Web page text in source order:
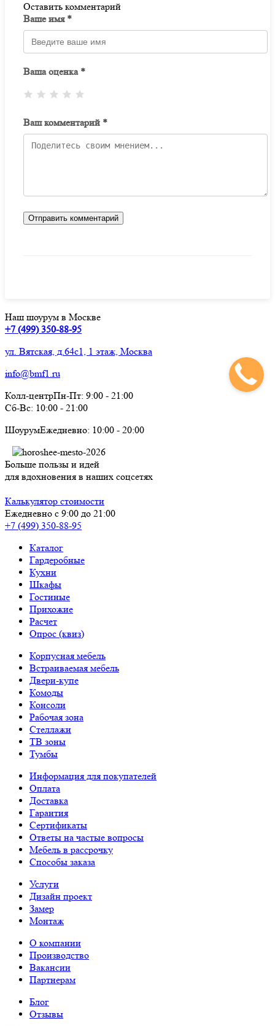
Оставить комментарий
Ваше имя *
Ваша оценка *
Ваш комментарий *
Отправить комментарий
Наш шоурум в Москве
+7 (499) 350-88-95
ул. Вятская, д.64с1, 1 этаж, Москва
info@bmf1.ru
Колл-центрПн-Пт: 9:00 - 21:00
Сб-Вс: 10:00 - 21:00
ШоурумЕжедневно: 10:00 - 20:00
Больше пользы и идей
для вдохновения в наших соцсетях
Калькулятор стоимости
Ежедневно с 9:00 до 21:00
+7 (499) 350-88-95
Каталог
Гардеробные
Кухни
Шкафы
Гостиные
Прихожие
Расчет
Опрос (квиз)
Корпусная мебель
Встраиваемая мебель
Двери-купе
Комоды
Консоли
Рабочая зона
Стеллажи
ТВ зоны
Тумбы
Информация для покупателей
Оплата
Доставка
Гарантия
Сертификаты
Ответы на частые вопросы
Мебель в рассрочку
Способы заказа
Услуги
Дизайн проект
Замер
Монтаж
О компании
Производство
Вакансии
Партнерам
Блог
Отзывы